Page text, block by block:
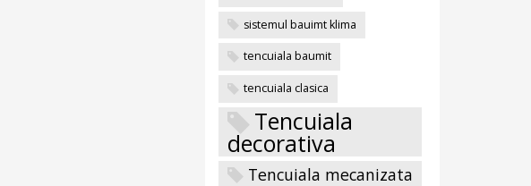
sistemul bauimt klima
tencuiala baumit
tencuiala clasica
Tencuiala
decorativa
Tencuiala mecanizata